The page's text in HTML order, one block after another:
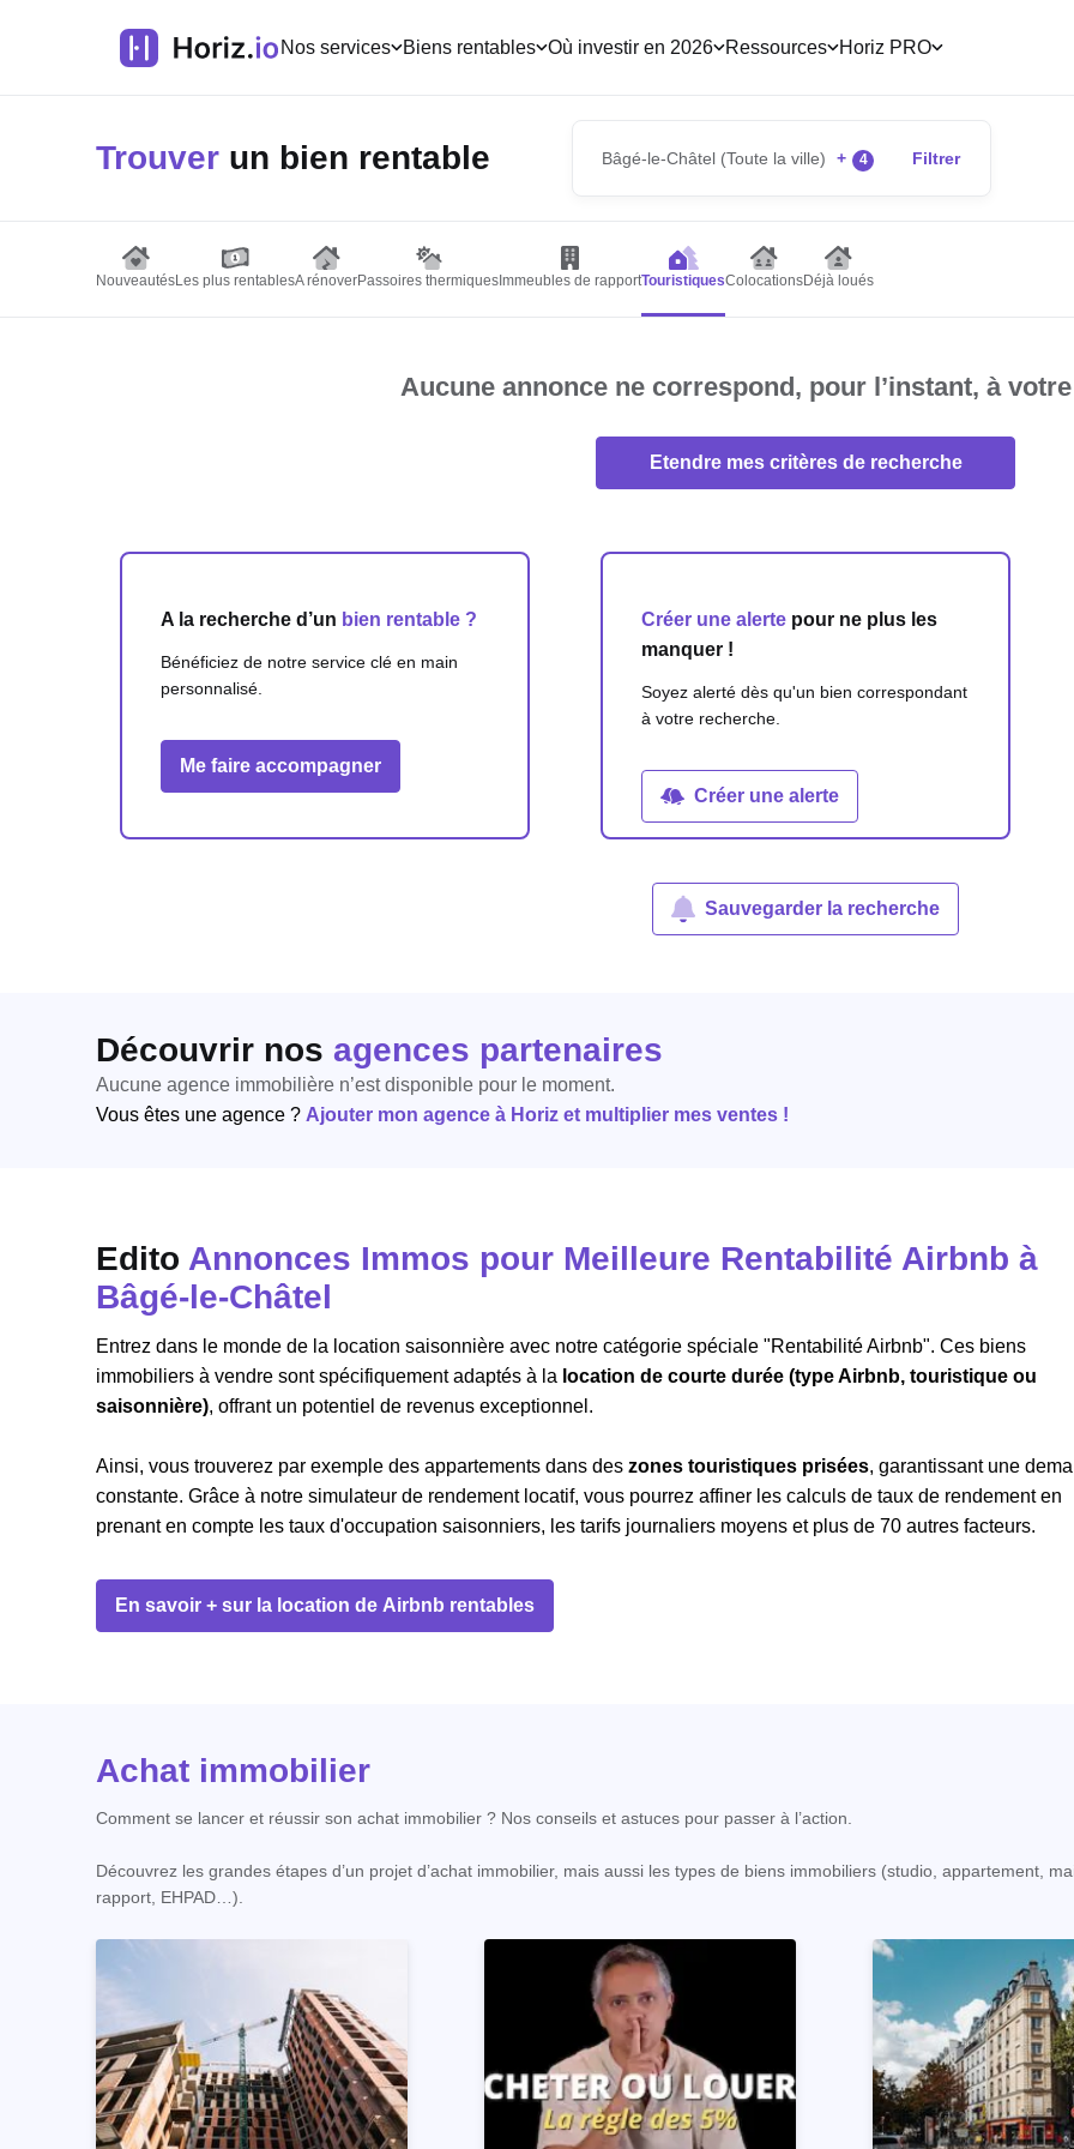
Nos services Biens rentables Où investir en 2026 Ressources Horiz PRO
Trouver un bien rentable Bâgé-le-Châtel (Toute la ville) + 4 Filtrer
NouveautésLes plus rentablesA rénoverPassoires thermiques Immeubles de rapportTouristiquesColocationsDéjà loués
Aucune annonce ne correspond, pour l’instant, à
Etendre mes critères de recherche
A la recherche d’un bien rentable ?
Bénéficiez de notre service clé en main
personnalisé.
Me faire accompagner
Créer une alertepour ne plus les
manquer !
Soyez alerté dès qu'un bien correspondant
à votre recherche.
Créer une alerte
Sauvegarder la recherche
Découvrir nos agences partenaires
Aucune agence immobilière n’est disponible pour le moment.
Vous êtes une agence ? Ajouter mon agence à Horiz et multiplier mes ventes !
Edito Annonces Immos pour Meilleure Rentabilité Airbnb à
Bâgé-le-Châtel
Entrez dans le monde de la location saisonnière avec notre catégorie spéciale "Rentabilité Airbnb". Ces biens
immobiliers à vendre sont spécifiquement adaptés à la location de courte durée (type Airbnb, touristique ou
saisonnière), offrant un potentiel de revenus exceptionnel.
Ainsi, vous trouverez par exemple des appartements dans des zones touristiques prisées, garantissant une
constante. Grâce à notre simulateur de rendement locatif, vous pourrez affiner les calculs de taux de rendement en
prenant en compte les taux d'occupation saisonniers, les tarifs journaliers moyens et plus de 70 autres facteurs.
En savoir + sur la location de Airbnb rentables
Achat immobilier
Comment se lancer et réussir son achat immobilier ? Nos conseils et astuces pour passer à l’action.
Découvrez les grandes étapes d’un projet d’achat immobilier, mais aussi les types de biens immobiliers (studio, appartement,
rapport, EHPAD…).